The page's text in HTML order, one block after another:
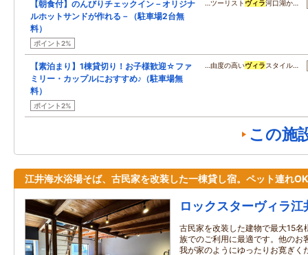
【朝食付】のんびりチェックイン－オリジナ
ルホットサンドが作れる－（駐車場2台無
料）
ポイント2%
…ツーリスト ヴィラ河口湖か…
【素泊まり】1棟貸切り！お子様歓迎☆ファ
ミリー・カップルにおすすめ♪（駐車場無
料）
ポイント2%
…由度の高いヴィラスタイル…
この施
江井海水浴場そば、古民家を改装した一棟貸し宿。ペット連れ
ロックスターヴィラ
古民家を改装した建物で最大15名
族でのご利用に最適です。他のお
我が家のようにゆったりお寛ぎく